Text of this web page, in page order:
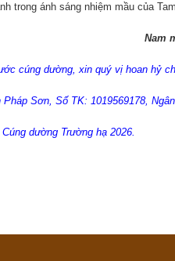
trong ánh sáng nhiệm mầu của
Nam
cúng dường,xin quý vị hoan hỷ
Pháp Sơn, Số TK: 1019569178,
Cúng dường Trường hạ 2026.